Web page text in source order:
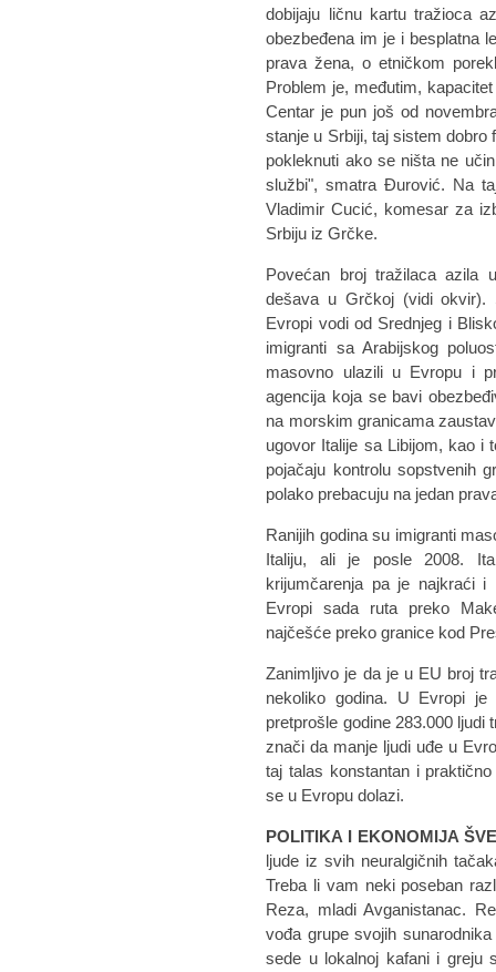
dobijaju ličnu kartu tražioca
obezbeđena im je i besplatna
prava žena, o etničkom
Problem je, međutim,
Centar je pun još od
stanje u Srbiji, taj sistem dobro
pokleknuti ako se ništa ne
službi", smatra Đurović. Na
Vladimir Cucić, komesar za
Srbiju iz Grčke.
Povećan broj tražilaca azila
dešava u Grčkoj (vidi okvir).
Evropi vodi od Srednjeg i
imigranti sa Arabijskog
masovno ulazili u Evropu i
agencija koja se bavi
na morskim granicama
ugovor Italije sa Libijom, kao i
pojačaju kontrolu sopstvenih
polako prebacuju na jedan
Ranijih godina su imigranti
Italiju, ali je posle 2008.
krijumčarenja pa je najkraći
Evropi sada ruta preko
najčešće preko granice kod
Zanimljivo je da je u EU broj
nekoliko godina. U Evropi
pretprošle godine 283.000 ljudi
znači da manje ljudi uđe u
taj talas konstantan i
se u Evropu dolazi.
POLITIKA I EKONOMIJA
ljude iz svih neuralgičnih
Treba li vam neki poseban
Reza, mladi Avganistanac.
vođa grupe svojih
sede u lokalnoj kafani i greju